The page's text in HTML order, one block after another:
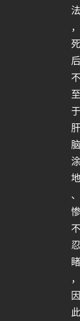
法
，
死
后
不
至
于
肝
脑
涂
地
、
惨
不
忍
睹
，
因
此